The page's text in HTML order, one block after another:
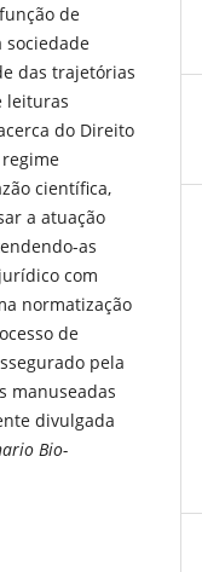
de
sociedade
das trajetórias
leituras
do Direito
científica,
a atuação
as
com
normatização
de
pela
manuseadas
divulgada
Bio-